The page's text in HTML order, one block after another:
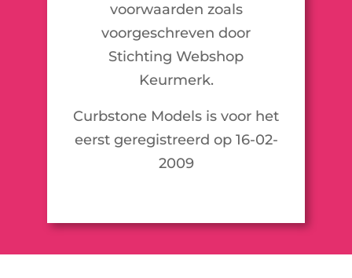
voorwaarden zoals
voorgeschreven door
Stichting Webshop
Keurmerk.
Curbstone Models is voor het
eerst geregistreerd op 16-02-
2009